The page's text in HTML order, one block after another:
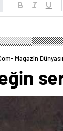
Magazin